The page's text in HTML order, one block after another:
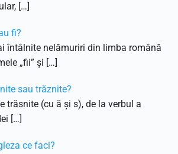
[…]
fi?
întâlnite nelămuriri din limba română
„fii” și […]
sau trăznite?
trăsnite (cu ă și s), de la verbul a
[…]
ce faci?